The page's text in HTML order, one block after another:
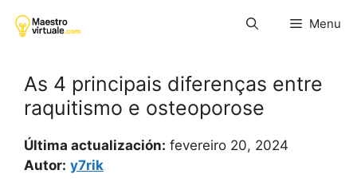
para
Menu
As 4 principais diferenças entre
raquitismo e osteoporose
Última actualización: fevereiro 20, 2024
Autor: y7rik